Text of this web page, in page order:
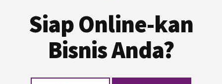
Siap Online-kan
Bisnis Anda?